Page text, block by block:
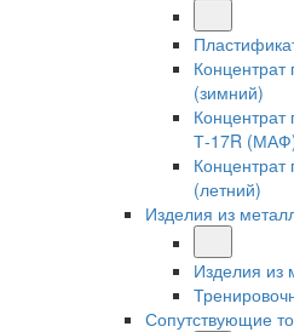
(зимний)
Т-17R
(летний)
Изделия из
Изделия из
Сопутствующие